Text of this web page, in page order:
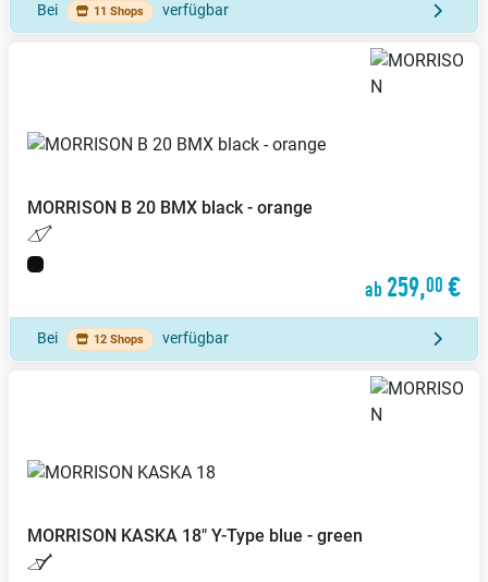
Bei 11 Shops verfügbar
MORRISON B 20 BMX black - orange
ab 259,00 €
Bei 12 Shops verfügbar
MORRISON KASKA 18" Y-Type blue - green